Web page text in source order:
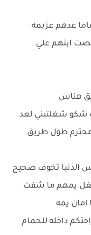
عدهم عزيمه
ابنهم علي
هناس
شكو شغلتيني لعد
محترم طول طريق
الدنيا تخوف صحيح
يمهم ما شفت
يمه
داخله للحمام